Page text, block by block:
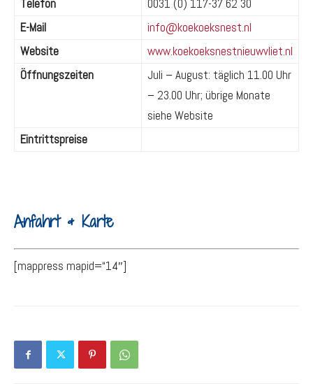
Telefon
0031 (0) 117-37 62 30
E-Mail
info@koekoeksnest.nl
Website
www.koekoeksnestnieuwvliet.nl
Öffnungszeiten
Juli – August: täglich 11.00 Uhr
– 23.00 Uhr; übrige Monate
siehe Website
Eintrittspreise
Anfahrt & Karte
[mappress mapid=“14″]